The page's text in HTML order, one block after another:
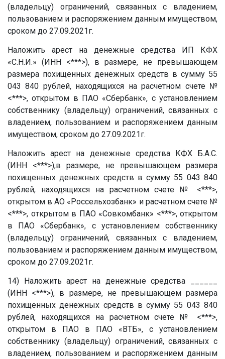
(владельцу) ограничений, связанных с владением,
пользованием и распоряжением данным имуществом,
сроком до 27.09.2021г.
Наложить арест на денежные средства ИП КФХ
«С.Н.И.» (ИНН <***>), в размере, не превышающем
размера похищенных денежных средств в сумму 55
043 840 рублей, находящихся на расчетном счете №
<***>, открытом в ПАО «Сбербанк», с установлением
собственнику (владельцу) ограничений, связанных с
владением, пользованием и распоряжением данным
имуществом, сроком до 27.09.2021г.
Наложить арест на денежные средства КФХ Б.А.С.
(ИНН <***>),в размере, не превышающем размера
похищенных денежных средств в сумму 55 043 840
рублей, находящихся на расчетном счете № <***>,
открытом в АО «Россельхозбанк» и расчетном счете №
<***>, открытом в ПАО «Совкомбанк» <***>, открытом
в ПАО «Сбербанк», с установлением собственнику
(владельцу) ограничений, связанных с владением,
пользованием и распоряжением данным имуществом,
сроком до 27.09.2021г.
14) Наложить арест на денежные средства
(ИНН <***>), в размере, не превышающем размера
похищенных денежных средств в сумму 55 043 840
рублей, находящихся на расчетном счете № <***>,
открытом в ПАО в ПАО «ВТБ», с установлением
собственнику (владельцу) ограничений, связанных с
владением, пользованием и распоряжением данным